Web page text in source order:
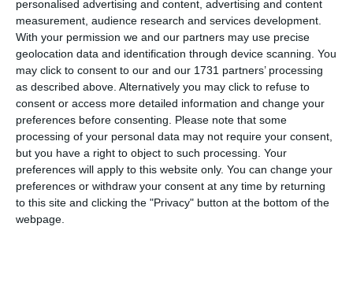
personalised advertising and content, advertising and content
measurement, audience research and services development.
With your permission we and our partners may use precise
geolocation data and identification through device scanning. You
may click to consent to our and our 1731 partners’ processing
as described above. Alternatively you may click to refuse to
consent or access more detailed information and change your
preferences before consenting.
Please note that some
processing of your personal data may not require your consent,
but you have a right to object to such processing. Your
preferences will apply to this website only. You can change your
preferences or withdraw your consent at any time by returning
to this site and clicking the "Privacy" button at the bottom of the
webpage.